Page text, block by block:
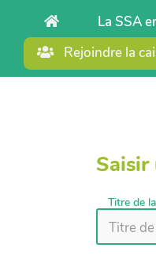
Aller au contenuLa SSA
Rejoindre la
Saisir
Titre de